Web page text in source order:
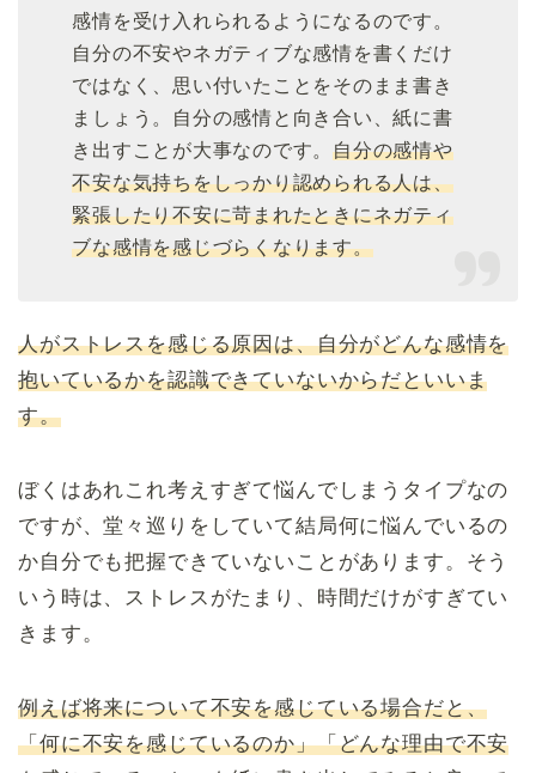
感情を受け入れられるようになるのです。
自分の不安やネガティブな感情を書くだけ
ではなく、思い付いたことをそのまま書き
ましょう。自分の感情と向き合い、紙に書
き出すことが大事なのです。自分の感情や
不安な気持ちをしっかり認められる人は、
緊張したり不安に苛まれたときにネガティ
ブな感情を感じづらくなります。
人がストレスを感じる原因は、自分がどんな感情を
抱いているかを認識できていないからだといいま
す。
ぼくはあれこれ考えすぎて悩んでしまうタイプなの
ですが、堂々巡りをしていて結局何に悩んでいるの
か自分でも把握できていないことがあります。そう
いう時は、ストレスがたまり、時間だけがすぎてい
きます。
例えば将来について不安を感じている場合だと、
「何に不安を感じているのか」「どんな理由で不安